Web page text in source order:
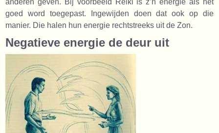
anderen geven. Bij voorbeeld Reiki is z’n energie als het
goed word toegepast. Ingewijden doen dat ook op die
manier. Die halen hun energie rechtstreeks uit de Zon.
Negatieve energie de deur uit